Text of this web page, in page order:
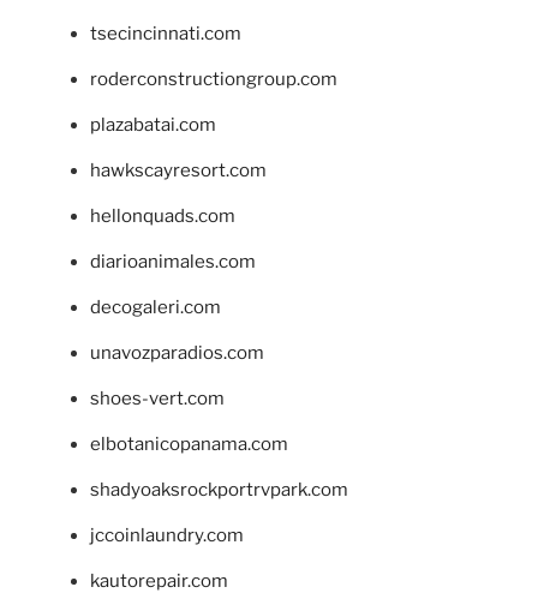
tsecincinnati.com
roderconstructiongroup.com
plazabatai.com
hawkscayresort.com
hellonquads.com
diarioanimales.com
decogaleri.com
unavozparadios.com
shoes-vert.com
elbotanicopanama.com
shadyoaksrockportrvpark.com
jccoinlaundry.com
kautorepair.com